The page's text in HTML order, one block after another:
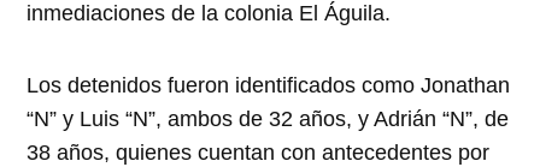
inmediaciones de la colonia El Águila.
Los detenidos fueron identificados como Jonathan
“N” y Luis “N”, ambos de 32 años, y Adrián “N”, de
38 años, quienes cuentan con antecedentes por